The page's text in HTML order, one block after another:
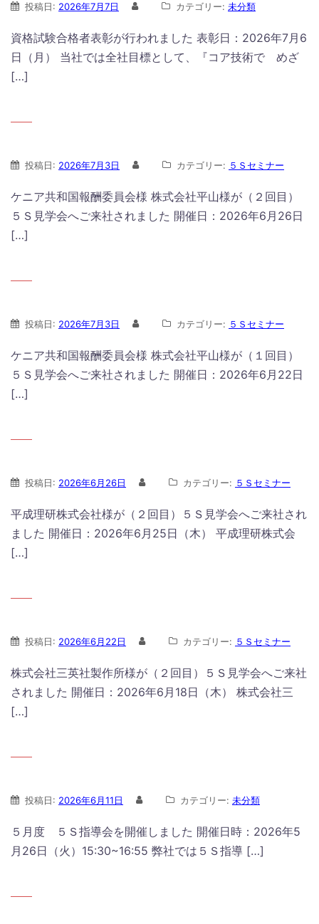
投稿日: 2026年7月7日 カテゴリー: 未分類
資格試験合格者表彰が行われました 表彰日：2026年7月6
日（月） 当社では全社目標として、『コア技術で めざ
[…]
投稿日: 2026年7月3日 カテゴリー: ５Ｓセミナー
ケニア共和国報酬委員会様 株式会社平山様が（２回目）
５Ｓ見学会へご来社されました 開催日：2026年6月26日
[…]
投稿日: 2026年7月3日 カテゴリー: ５Ｓセミナー
ケニア共和国報酬委員会様 株式会社平山様が（１回目）
５Ｓ見学会へご来社されました 開催日：2026年6月22日
[…]
投稿日: 2026年6月26日 カテゴリー: ５Ｓセミナー
平成理研株式会社様が（２回目）５Ｓ見学会へご来社され
ました 開催日：2026年6月25日（木） 平成理研株式会
[…]
投稿日: 2026年6月22日 カテゴリー: ５Ｓセミナー
株式会社三英社製作所様が（２回目）５Ｓ見学会へご来社
されました 開催日：2026年6月18日（木） 株式会社三
[…]
投稿日: 2026年6月11日 カテゴリー: 未分類
５月度 ５Ｓ指導会を開催しました 開催日時：2026年5
月26日（火）15:30~16:55 弊社では５Ｓ指導 […]